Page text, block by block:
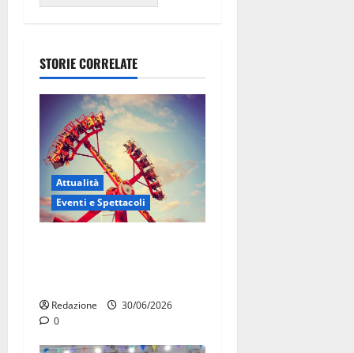
STORIE CORRELATE
Attualità
Eventi e Spettacoli
Redazione
30/06/2026
0